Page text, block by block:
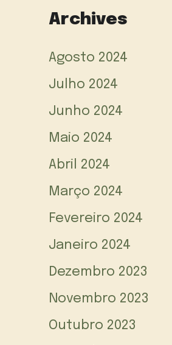
Archives
Agosto 2024
Julho 2024
Junho 2024
Maio 2024
Abril 2024
Março 2024
Fevereiro 2024
Janeiro 2024
Dezembro 2023
Novembro 2023
Outubro 2023